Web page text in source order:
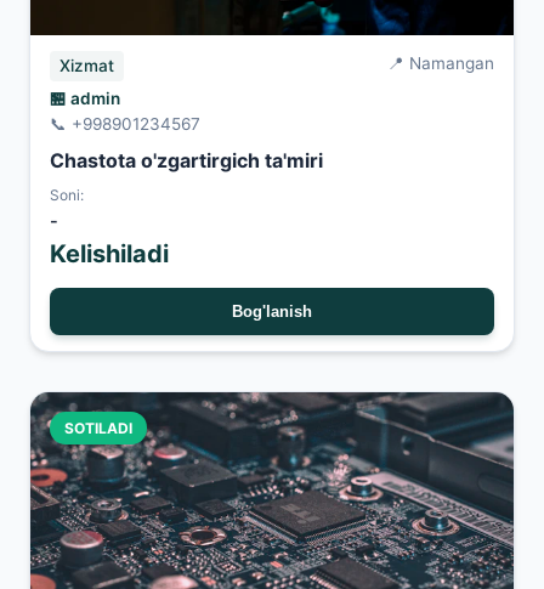
Xizmat
📍 Namangan
🏪 admin
📞 +998901234567
Chastota o'zgartirgich ta'miri
Soni:
-
Kelishiladi
Bog'lanish
SOTILADI